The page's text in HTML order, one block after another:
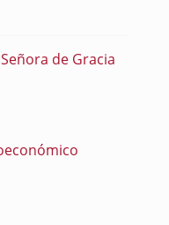
de Gracia